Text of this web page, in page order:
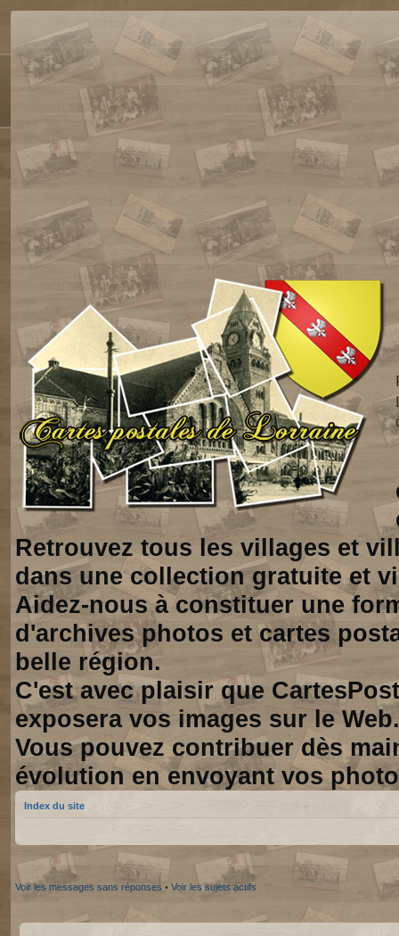
Retrouvez tous les villages et
dans une collection gratuite et
Aidez-nous à constituer une
d'archives photos et cartes
belle région.
C'est avec plaisir que
exposera vos images sur le Web.
Vous pouvez contribuer dès
évolution en envoyant vos
Index du site
Voir les messages sans réponses • Voir les sujets actifs